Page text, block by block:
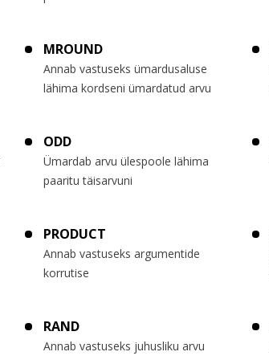
MROUND
Annab vastuseks ümardusaluse
lähima kordseni ümardatud arvu
ODD
Ümardab arvu ülespoole lähima
paaritu täisarvuni
PRODUCT
Annab vastuseks argumentide
korrutise
RAND
Annab vastuseks juhusliku arvu